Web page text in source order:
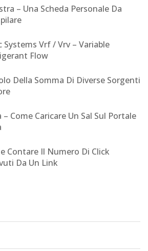
– Una Scheda Personale Da
Systems Vrf / Vrv – Variable
Flow
Della Somma Di Diverse Sorgenti
– Come Caricare Un Sal Sul Portale
Contare Il Numero Di Click
Da Un Link